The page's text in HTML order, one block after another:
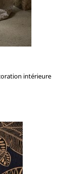
intérieure